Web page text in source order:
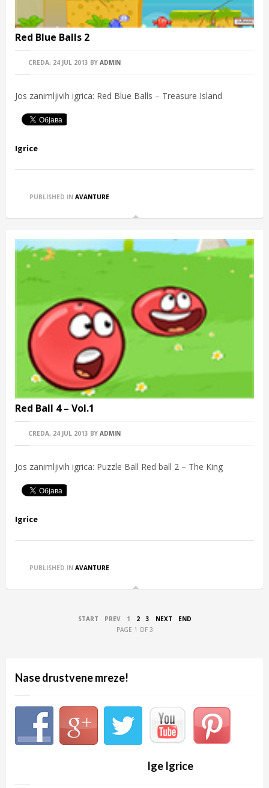
Red Blue Balls 2
CREDA, 24 JUL 2013 BY ADMIN
Jos zanimljivih igrica: Red Blue Balls – Treasure Island
Igrice
PUBLISHED IN AVANTURE
Red Ball 4 – Vol.1
CREDA, 24 JUL 2013 BY ADMIN
Jos zanimljivih igrica: Puzzle Ball Red ball 2 – The King
Igrice
PUBLISHED IN AVANTURE
START PREV 1 2 3 NEXT
END
PAGE 1 OF 3
Nase drustvene mreze!
Ige Igrice